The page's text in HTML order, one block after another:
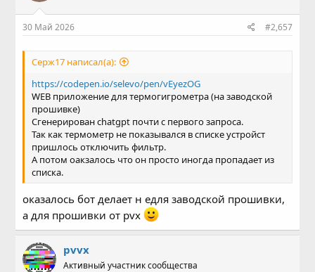
30 Май 2026 #2,657
Серж17 написал(а):
https://codepen.io/selevo/pen/vEyezOG
WEB приложение для термогигрометра (на заводской
прошивке)
Сгенерирован chatgpt почти с первого запроса.
Так как термометр не показывался в списке устройст
пришлось отключить фильтр.
А потом оакзалось что он просто иногда пропадает из
списка.
оказалось бот делает н едля заводской прошивки,
а для прошивки от pvx
pvvx
Активный участник сообщества